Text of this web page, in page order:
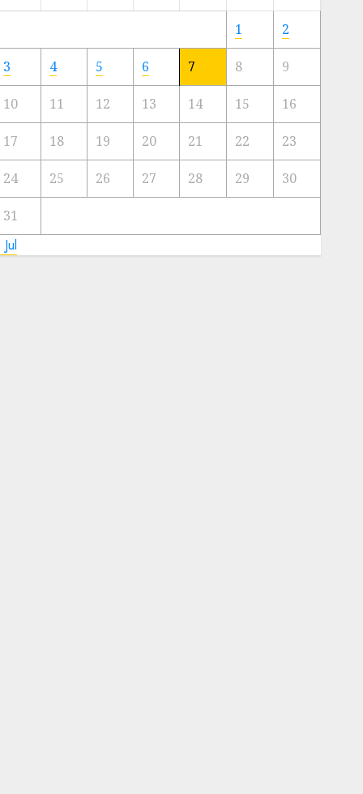
Artis
Kota
23/11/2024
0
1 2
3 4 5 6 7 8 9
10 11 12 13 14 15 16
17 18 19 20 21 22 23
24 25 26 27 28 29 30
31